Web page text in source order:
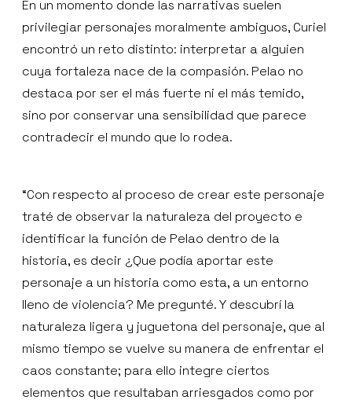
En un momento donde las narrativas suelen
privilegiar personajes moralmente ambiguos, Curiel
encontró un reto distinto: interpretar a alguien
cuya fortaleza nace de la compasión. Pelao no
destaca por ser el más fuerte ni el más temido,
sino por conservar una sensibilidad que parece
contradecir el mundo que lo rodea.
“Con respecto al proceso de crear este personaje
traté de observar la naturaleza del proyecto e
identificar la función de Pelao dentro de la
historia, es decir ¿Que podía aportar este
personaje a un historia como esta, a un entorno
lleno de violencia? Me pregunté. Y descubrí la
naturaleza ligera y juguetona del personaje, que al
mismo tiempo se vuelve su manera de enfrentar el
caos constante; para ello integre ciertos
elementos que resultaban arriesgados como por